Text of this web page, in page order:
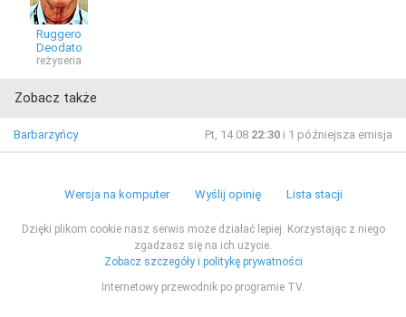
Ruggero
Deodato
reżyseria
Zobacz także
Barbarzyńcy Pt, 14.08 22:30 i 1 późniejsza emisja
Wersja na komputer Wyślij opinię Lista stacji
Dzięki plikom cookie nasz serwis może działać lepiej. Korzystając z niego
zgadzasz się na ich użycie.
Zobacz szczegóły i politykę prywatności
Internetowy przewodnik po programie TV.